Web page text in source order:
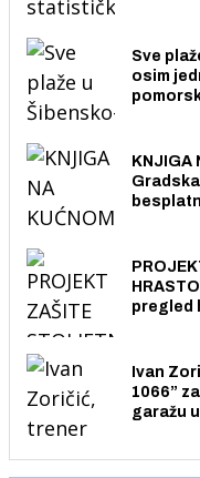
Sve
osim
KNJIGA
pregled
Ivan
1066”
garažu